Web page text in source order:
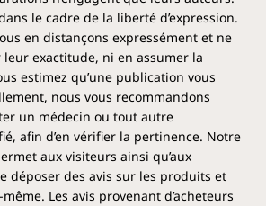
le cadre de la liberté d’expression.
en distançons expressément et ne
exactitude, ni en assumer la
estimez qu’une publication vous
nous vous recommandons
un médecin ou tout autre
afin d’en vérifier la pertinence. Notre
aux visiteurs ainsi qu’aux
déposer des avis sur les produits et
Les avis provenant d’acheteurs